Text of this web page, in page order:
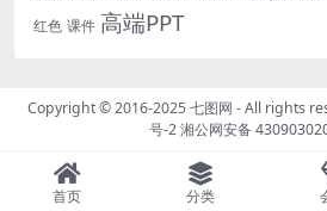
红色 课件 高端PPT
Copyright © 2016-2025七图网 - All rights
号-2湘公网安备
首页 分类